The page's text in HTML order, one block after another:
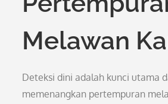
Melawan
Deteksi dini adalah kunci utama
memenangkan pertempuran